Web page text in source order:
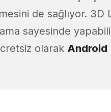
de sağlıyor. 3D
sayesinde
olarak Android